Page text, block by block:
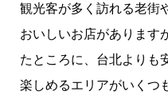
観光客が多く訪れる老街
おいしいお店があります
たところに、台北よりも
楽しめるエリアがいくつ